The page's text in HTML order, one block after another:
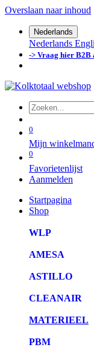
Overslaan naar inhoud
Nederlands
Nederlands
-> Vraag hier B2B
0
Mijn
0
Favorietenlijst
Aanmelden
Startpagina
Shop
WLP
AMESA
ASTILLO
CLEANAIR
MATERIEEL
PBM